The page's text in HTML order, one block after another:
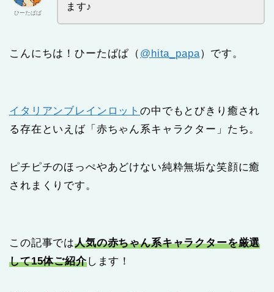
ひーたぱぱ
ます♪
こんにちは！ひーたぱぱ（ @hita_papa）です。
イタリアンブレインロットの中でもとびきり癒され
る存在といえば「赤ちゃん系キャラクター」たち。
ピチピチのほっぺやあどけない純粋無垢な笑顔に癒
されまくりです。
この記事では人気の赤ちゃん系キャラクターを厳選
して15体ご紹介します！